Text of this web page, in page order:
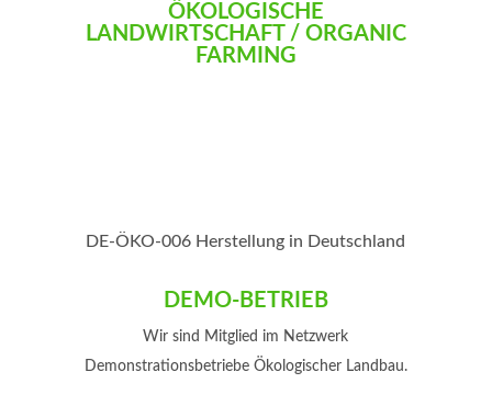
ÖKOLOGISCHE
LANDWIRTSCHAFT / ORGANIC
FARMING
DE-ÖKO-006 Herstellung in Deutschland
DEMO-BETRIEB
Wir sind Mitglied im Netzwerk
Demonstrationsbetriebe Ökologischer Landbau.